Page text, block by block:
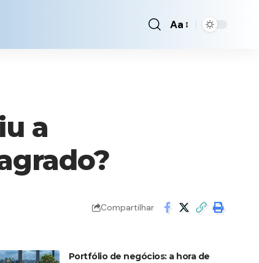
Font
Aa
a
Compartilhar
Portfólio de negócios: a hora de